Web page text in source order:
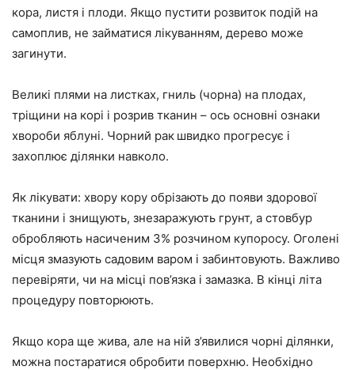
кора, листя і плоди. Якщо пустити розвиток подій на
самоплив, не займатися лікуванням, дерево може
загинути.
Великі плями на листках, гниль (чорна) на плодах,
тріщини на корі і розрив тканин – ось основні ознаки
хвороби яблуні. Чорний рак швидко прогресує і
захоплює ділянки навколо.
Як лікувати: хвору кору обрізають до появи здорової
тканини і знищують, знезаражують грунт, а стовбур
обробляють насиченим 3% розчином купоросу. Оголені
місця змазують садовим варом і забинтовують. Важливо
перевіряти, чи на місці пов’язка і замазка. В кінці літа
процедуру повторюють.
Якщо кора ще жива, але на ній з’явилися чорні ділянки,
можна постаратися обробити поверхню. Необхідно